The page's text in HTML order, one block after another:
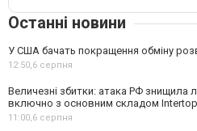
Останні новини
У США бачать покращення обміну
12:50,6 серпня
Величезні збитки: атака РФ знищила
включно з основним складом Intertop
11:00,6 серпня